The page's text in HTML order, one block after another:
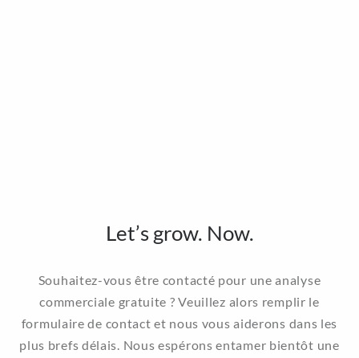
Let’s grow. Now.
Souhaitez-vous être contacté pour une analyse
commerciale gratuite ? Veuillez alors remplir le
formulaire de contact et nous vous aiderons dans les
plus brefs délais. Nous espérons entamer bientôt une